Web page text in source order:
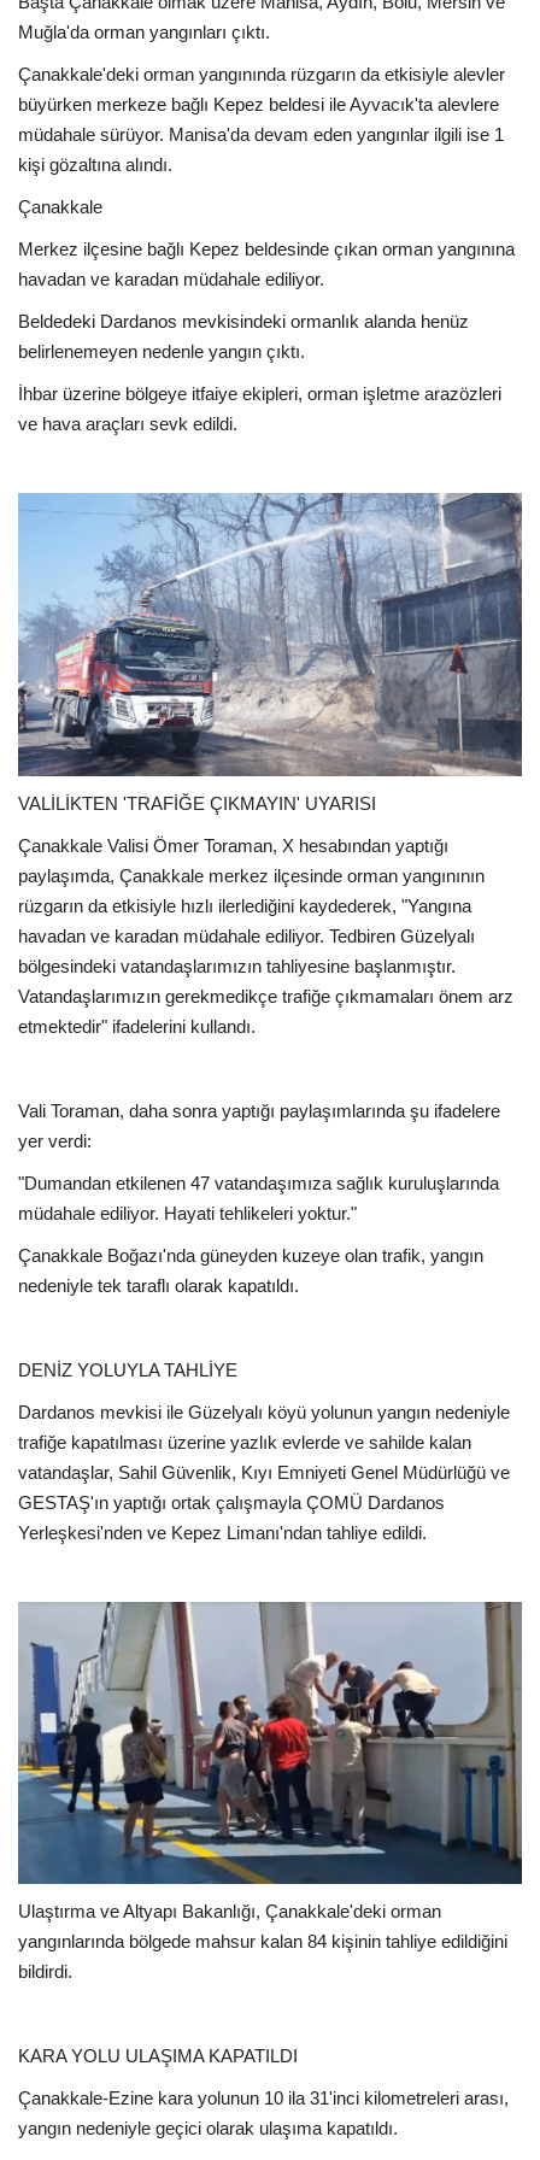
Muğla'da orman yangınları çıktı.
Çanakkale'deki orman yangınında rüzgarın da etkisiyle alevler
büyürken merkeze bağlı Kepez beldesi ile Ayvacık'ta alevlere
müdahale sürüyor. Manisa'da devam eden yangınlar ilgili ise 1
kişi gözaltına alındı.
Çanakkale
Merkez ilçesine bağlı Kepez beldesinde çıkan orman yangınına
havadan ve karadan müdahale ediliyor.
Beldedeki Dardanos mevkisindeki ormanlık alanda henüz
belirlenemeyen nedenle yangın çıktı.
İhbar üzerine bölgeye itfaiye ekipleri, orman işletme arazözleri
ve hava araçları sevk edildi.
VALİLİKTEN 'TRAFİĞE ÇIKMAYIN' UYARISI
Çanakkale Valisi Ömer Toraman, X hesabından yaptığı
paylaşımda, Çanakkale merkez ilçesinde orman yangınının
rüzgarın da etkisiyle hızlı ilerlediğini kaydederek, "Yangına
havadan ve karadan müdahale ediliyor. Tedbiren Güzelyalı
bölgesindeki vatandaşlarımızın tahliyesine başlanmıştır.
Vatandaşlarımızın gerekmedikçe trafiğe çıkmamaları önem arz
etmektedir" ifadelerini kullandı.
Vali Toraman, daha sonra yaptığı paylaşımlarında şu ifadelere
yer verdi:
"Dumandan etkilenen 47 vatandaşımıza sağlık kuruluşlarında
müdahale ediliyor. Hayati tehlikeleri yoktur."
Çanakkale Boğazı'nda güneyden kuzeye olan trafik, yangın
nedeniyle tek taraflı olarak kapatıldı.
DENİZ YOLUYLA TAHLİYE
Dardanos mevkisi ile Güzelyalı köyü yolunun yangın nedeniyle
trafiğe kapatılması üzerine yazlık evlerde ve sahilde kalan
vatandaşlar, Sahil Güvenlik, Kıyı Emniyeti Genel Müdürlüğü ve
GESTAŞ'ın yaptığı ortak çalışmayla ÇOMÜ Dardanos
Yerleşkesi'nden ve Kepez Limanı'ndan tahliye edildi.
Ulaştırma ve Altyapı Bakanlığı, Çanakkale'deki orman
yangınlarında bölgede mahsur kalan 84 kişinin tahliye edildiğini
bildirdi.
KARA YOLU ULAŞIMA KAPATILDI
Çanakkale-Ezine kara yolunun 10 ila 31'inci kilometreleri arası,
yangın nedeniyle geçici olarak ulaşıma kapatıldı.